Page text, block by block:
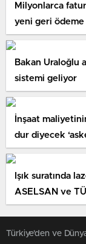
Milyonlarca
yeni geri ödeme
Bakan Uraloğlu
sistemi geliyor
İnşaat
dur diyecek
Işık suratında
ASELSAN ve
Türkiye'den ve